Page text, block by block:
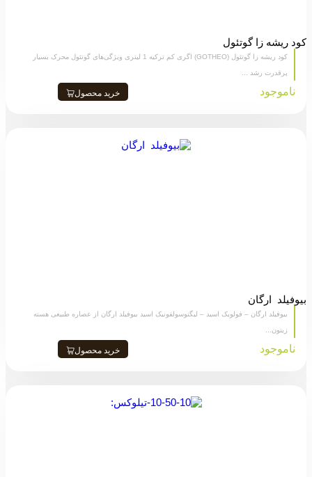
کود ریشه زا گوتئول
کود ریشه زا گوتئول (GOTHEO) اگری کم ترکیه 1 لیتری ویژگی‌های گوتئول محرک بسیار
پرقدرت رشد ...
ناموجود خرید محصول
بیوفیلد ارگان
بیوفیلد ارگان – فولویک اسید – لیگنوسولفونیک اسید بیوفیلد ارگان از عصاره طبیعی هسته
زیتون...
ناموجود خرید محصول